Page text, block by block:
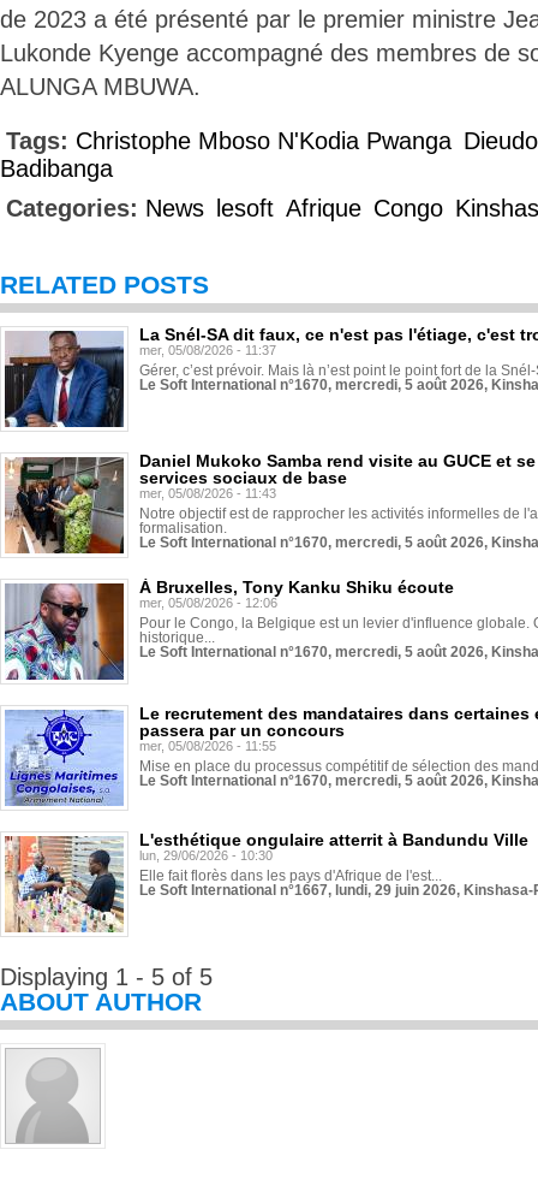
de 2023 a été présenté par le premier ministre
Lukonde Kyenge accompagné des membres de
ALUNGA MBUWA.
Tags: Christophe Mboso N'Kodia Pwanga
Badibanga
Categories: News lesoft Afrique Congo
RELATED POSTS
La Snél-SA dit faux, ce n'est pas l'étiage, c'est
mer, 05/08/2026 - 11:37
Gérer, c’est prévoir. Mais là n’est point le point fort de la
Le Soft International n°1670, mercredi, 5 août 2026,
Daniel Mukoko Samba rend visite au GUCE et
services sociaux de base
mer, 05/08/2026 - 11:43
Notre objectif est de rapprocher les activités informelles de
formalisation.
Le Soft International n°1670, mercredi, 5 août 2026,
À Bruxelles, Tony Kanku Shiku écoute
mer, 05/08/2026 - 12:06
Pour le Congo, la Belgique est un levier d'influence globale.
historique...
Le Soft International n°1670, mercredi, 5 août 2026,
Le recrutement des mandataires dans
passera par un concours
mer, 05/08/2026 - 11:55
Mise en place du processus compétitif de sélection des
Le Soft International n°1670, mercredi, 5 août 2026,
L'esthétique ongulaire atterrit à Bandundu Ville
lun, 29/06/2026 - 10:30
Elle fait florès dans les pays d'Afrique de l'est...
Le Soft International n°1667, lundi, 29 juin 2026,
Displaying 1 - 5 of 5
ABOUT AUTHOR